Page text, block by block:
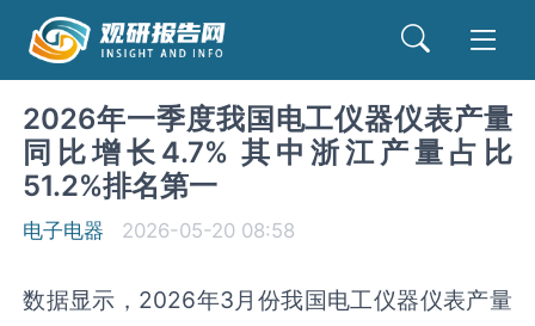
2026年一季度我国电工仪器仪表产量
同比增长4.7% 其中浙江产量占比
51.2%排名第一
电子电器 2026-05-20 08:58
数据显示，2026年3月份我国电工仪器仪表产量